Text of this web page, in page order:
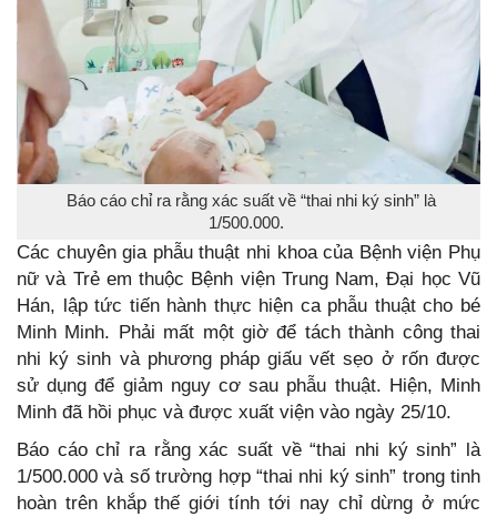
Báo cáo chỉ ra rằng xác suất về “thai nhi ký sinh” là
1/500.000.
Các chuyên gia phẫu thuật nhi khoa của Bệnh viện Phụ
nữ và Trẻ em thuộc Bệnh viện Trung Nam, Đại học Vũ
Hán, lập tức tiến hành thực hiện ca phẫu thuật cho bé
Minh Minh. Phải mất một giờ để tách thành công thai
nhi ký sinh và phương pháp giấu vết sẹo ở rốn được
sử dụng để giảm nguy cơ sau phẫu thuật. Hiện, Minh
Minh đã hồi phục và được xuất viện vào ngày 25/10.
Báo cáo chỉ ra rằng xác suất về “thai nhi ký sinh” là
1/500.000 và số trường hợp “thai nhi ký sinh” trong tinh
hoàn trên khắp thế giới tính tới nay chỉ dừng ở mức